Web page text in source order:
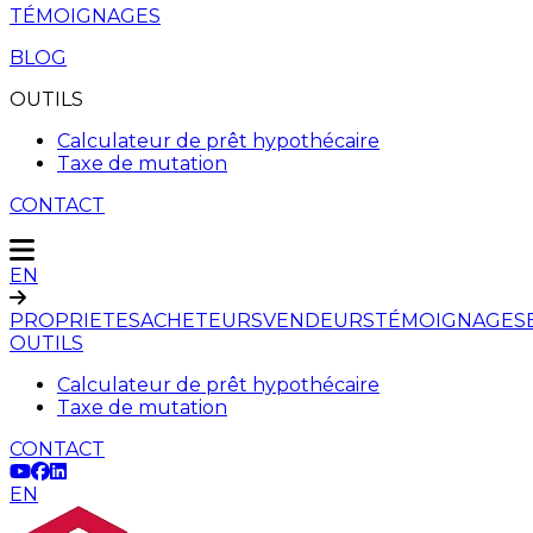
TÉMOIGNAGES
BLOG
OUTILS
Calculateur de prêt hypothécaire
Taxe de mutation
CONTACT
EN
PROPRIETESACHETEURSVENDEURSTÉMOIGNAGES
OUTILS
Calculateur de prêt hypothécaire
Taxe de mutation
CONTACT
EN